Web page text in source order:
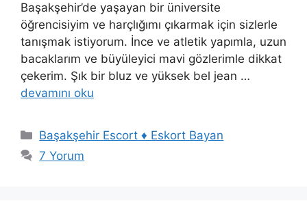
Başakşehir’de yaşayan bir üniversite
öğrencisiyim ve harçlığımı çıkarmak için sizlerle
tanışmak istiyorum. İnce ve atletik yapımla, uzun
bacaklarım ve büyüleyici mavi gözlerimle dikkat
çekerim. Şık bir bluz ve yüksek bel jean …
devamını oku
Kategoriler
Başakşehir Escort ♦️ Eskort Bayan
7 Yorum